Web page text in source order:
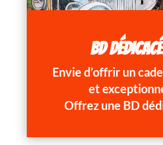
BD
Envie d’offrir un
et
Offrez une BD